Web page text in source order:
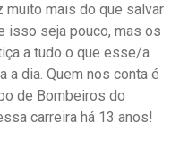
mais do que salvar
isso seja pouco, mas os
a tudo o que esse/a
dia. Quem nos conta é
de Bombeiros do
carreira há 13 anos!